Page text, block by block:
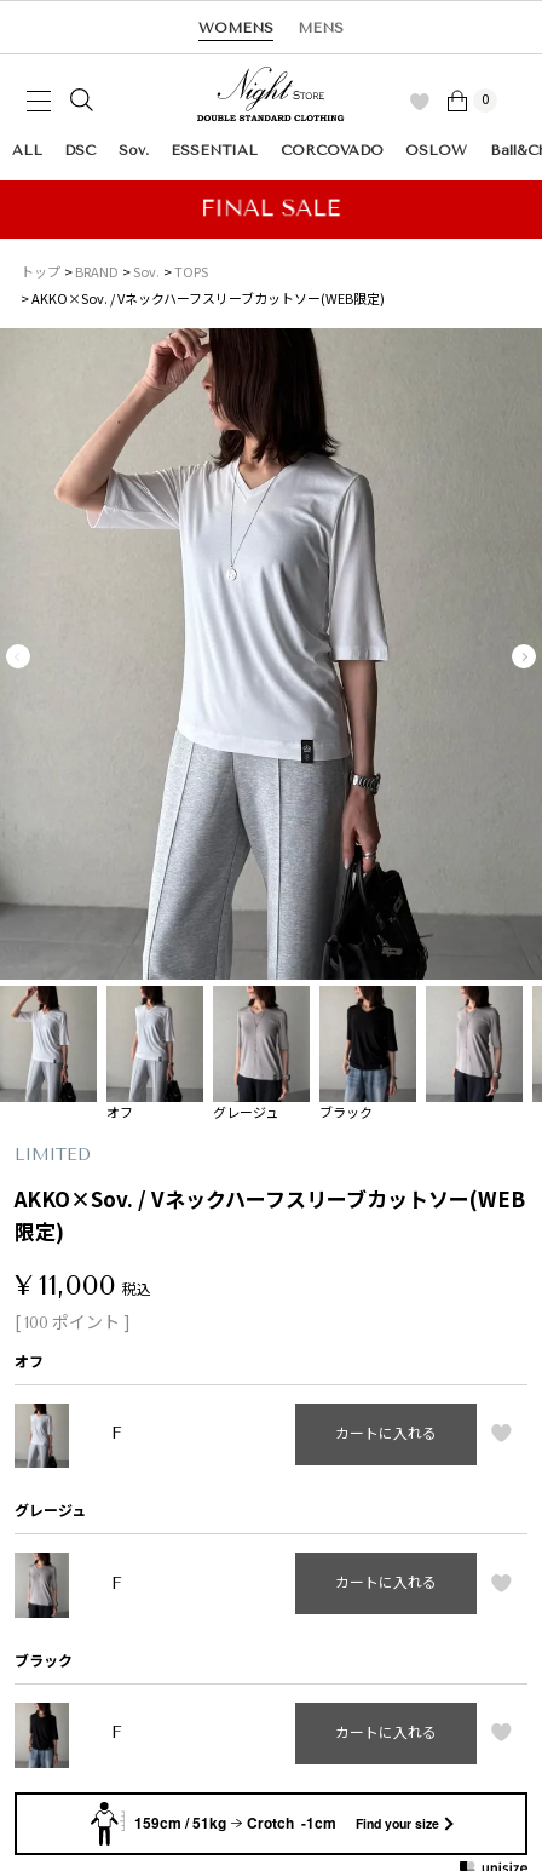
WOMENS MENS
0
ALL DSC Sov. ESSENTIAL CORCOVADO OSLOW
トップ BRAND Sov.
TOPS
AKKO×Sov. / Vネックハーフスリーブカットソー(WEB限定)
オフ グレージュ ブラック
LIMITED
AKKO×Sov. / Vネックハーフスリーブカットソー(WEB
限定)
¥11,000 税込
[100 ポイント ]
オフ
F カートに入れる
グレージュ
F カートに入れる
ブラック
F カートに入れる
159cm / 51kg Crotch -1cm Find your size